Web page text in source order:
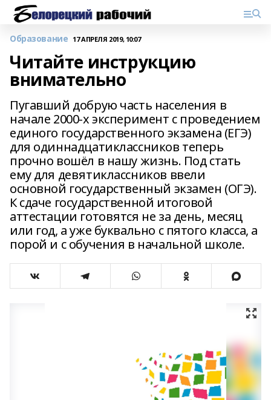
Образование 17 АПРЕЛЯ 2019, 10:07
Читайте инструкцию
внимательно
Пугавший добрую часть населения в
начале 2000-х эксперимент с проведением
единого государственного экзамена (ЕГЭ)
для одиннадцатиклассников теперь
прочно вошёл в нашу жизнь. Под стать
ему для девятиклассников ввели
основной государственный экзамен (ОГЭ).
К сдаче государственной итоговой
аттестации готовятся не за день, месяц
или год, а уже буквально с пятого класса, а
порой и с обучения в начальной школе.